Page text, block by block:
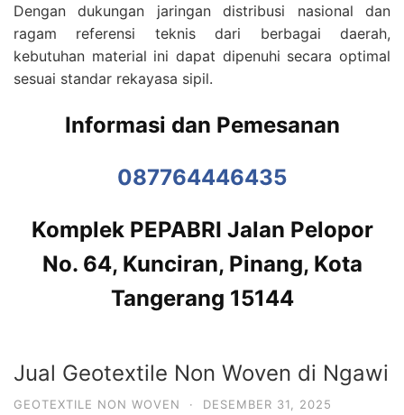
Dengan dukungan jaringan distribusi nasional dan
ragam referensi teknis dari berbagai daerah,
kebutuhan material ini dapat dipenuhi secara optimal
sesuai standar rekayasa sipil.
Informasi dan Pemesanan
087764446435
Komplek PEPABRI Jalan Pelopor
No. 64, Kunciran, Pinang, Kota
Tangerang 15144
Jual Geotextile Non Woven di Ngawi
GEOTEXTILE NON WOVEN · DESEMBER 31, 2025